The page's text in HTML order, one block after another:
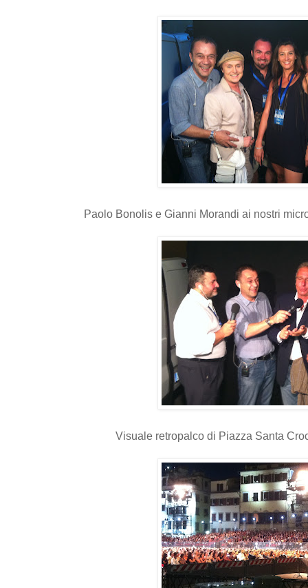
Paolo Bonolis e Gianni Morandi ai nostri
Visuale retropalco di Piazza Santa